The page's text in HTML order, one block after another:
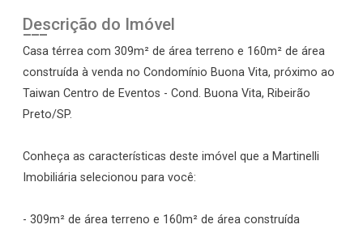
Descrição do Imóvel
Casa térrea com 309m² de área terreno e 160m² de área
construída à venda no Condomínio Buona Vita, próximo ao
Taiwan Centro de Eventos - Cond. Buona Vita, Ribeirão
Preto/SP.
Conheça as características deste imóvel que a Martinelli
Imobiliária selecionou para você:
- 309m² de área terreno e 160m² de área construída